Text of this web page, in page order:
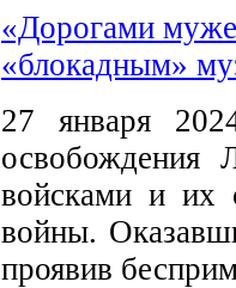
«Дорогами
«блокадным»
27 января
освобождения
войсками и их
войны.
проявив